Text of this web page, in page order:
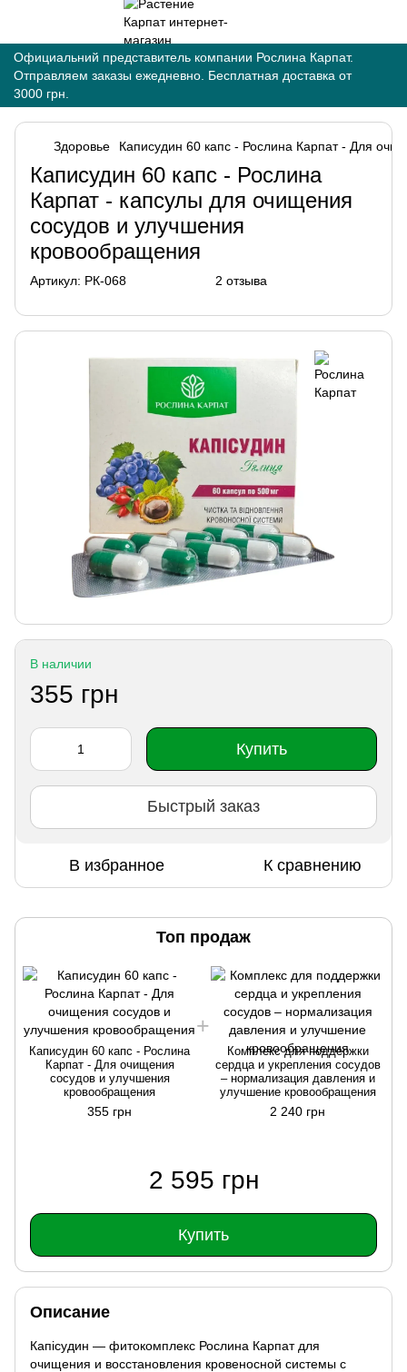
Официальний представитель компании Рослина Карпат.
Отправляем заказы ежедневно. Бесплатная доставка от
3000 грн.
Здоровье Каписудин 60 капс - Рослина Карпат - Для
Каписудин 60 капс - Рослина
Карпат - капсулы для очищения
сосудов и улучшения
кровообращения
Артикул: РК-068 2 отзыва
В наличии
355 грн
Купить
Быстрый заказ
В избранное К сравнению
Топ продаж
Каписудин 60 капс - Рослина
Карпат - Для очищения
сосудов и улучшения
кровообращения
355 грн
Комплекс для поддержки
сердца и укрепления сосудов
– нормализация давления и
улучшение кровообращения
2 240 грн
2 595 грн
Купить
Описание
Капісудин — фитокомплекс Рослина Карпат для
очищения и восстановления кровеносной системы с